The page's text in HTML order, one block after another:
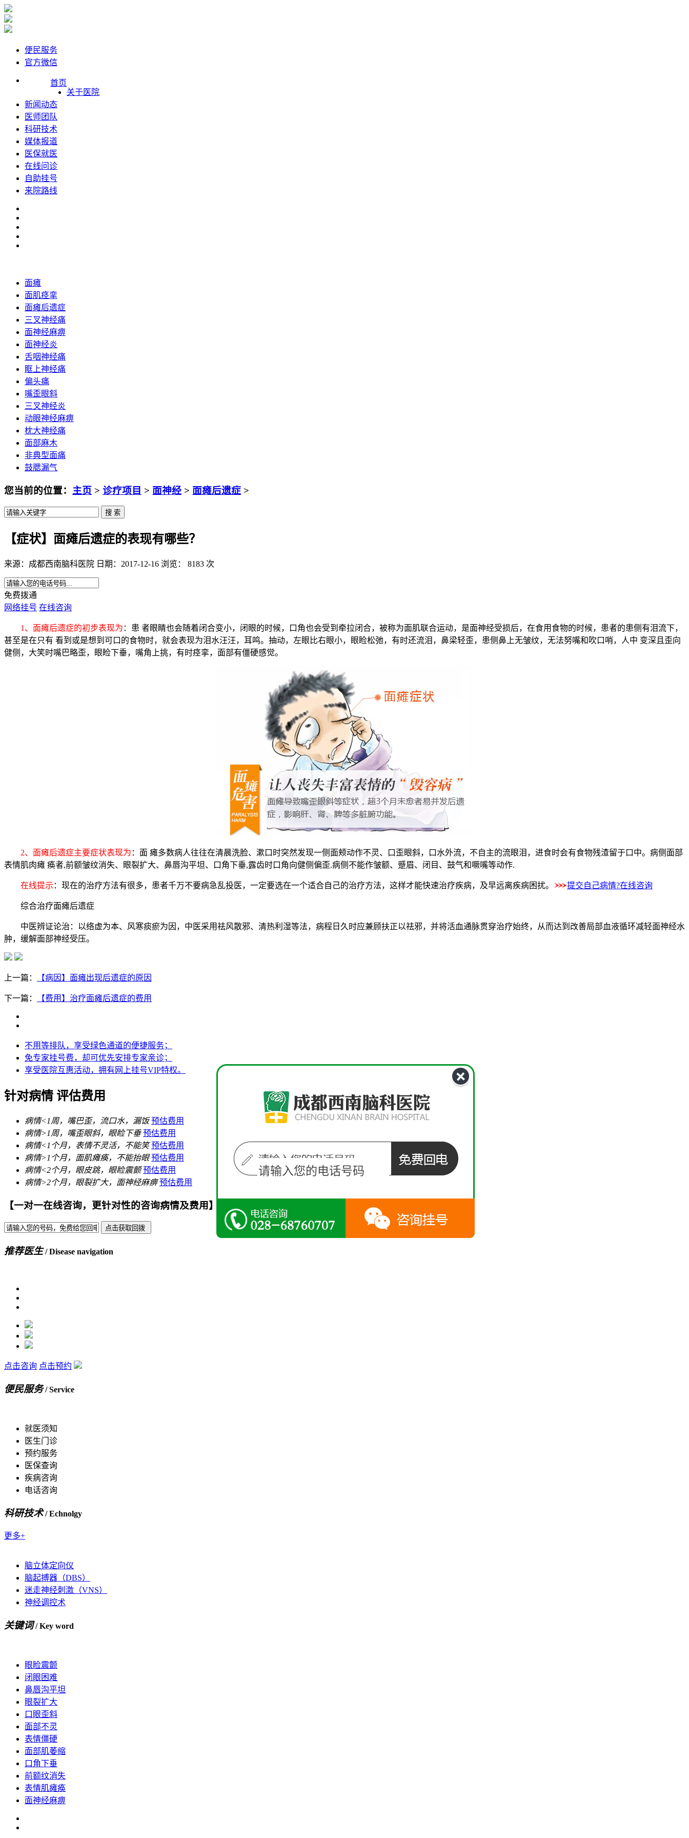
便民服务
官方微信
首页
关于医院
新闻动态
医师团队
科研技术
媒体报道
医保就医
在线问诊
自助挂号
来院路线
面瘫
面肌痉挛
面瘫后遗症
三叉神经痛
面神经麻痹
面神经炎
舌咽神经痛
眶上神经痛
偏头痛
嘴歪眼斜
三叉神经炎
动眼神经麻痹
枕大神经痛
面部麻木
非典型面痛
鼓腮漏气
您当前的位置： 主页 > 诊疗项目 > 面神经 > 面瘫后遗症 >
【症状】面瘫后遗症的表现有哪些？
来源：成都西南脑科医院 日期：2017-12-16 浏览： 8183 次
免费拨通
网络挂号 在线咨询
1、面瘫后遗症的初步表现为 ：患 者眼睛也会随着闭合变小，闭眼的时候，口角也会受到牵拉闭合，被称为面肌联合运动，是面神经受损后，在食用食物的时候，患者的患侧有泪流下，
甚至是在只有 看到或是想到可口的食物时，就会表现为泪水汪汪，耳鸣。抽动，左眼比右眼小，眼睑松弛，有时还流泪，鼻梁轻歪，患侧鼻上无皱纹，无法努嘴和吹口哨，人中 变深且歪向
健侧，大笑时嘴巴略歪，眼睑下垂，嘴角上挑，有时痉挛，面部有僵硬感觉。
2、面瘫后遗症主要症状表现为 ：面 瘫多数病人往往在清晨洗脸、漱口时突然发现一侧面颊动作不灵、口歪眼斜，口水外流，不自主的流眼泪，进食时会有食物残渣留于口中。病侧面部
表情肌肉瘫 痪者,前额皱纹消失、眼裂扩大、鼻唇沟平坦、口角下垂,露齿时口角向健侧偏歪.病侧不能作皱额、蹙眉、闭目、鼓气和噘嘴等动作.
在线提示 ：现在的治疗方法有很多，患者千万不要病急乱投医，一定要选在一个适合自己的治疗方法，这样才能快速治疗疾病，及早远离疾病困扰。 提交自己病情?在线咨询
综合治疗面瘫后遗症
中医辨证论治：以络虚为本、风寒痰瘀为因，中医采用祛风散邪、清热利湿等法，病程日久时应兼顾扶正以祛邪，并将活血通脉贯穿治疗始终，从而达到改善局部血液循环减轻面神经水
肿，缓解面部神经受压。
上一篇： 【病因】面瘫出现后遗症的原因
下一篇： 【费用】治疗面瘫后遗症的费用
不用等排队，享受绿色通道的便捷服务；
免专家挂号费，却可优先安排专家亲诊；
享受医院互惠活动，拥有网上挂号VIP特权。
针对病情 评估费用
病情<1周，嘴巴歪，流口水，漏饭 预估费用
病情>1周，嘴歪眼斜，眼睑下垂 预估费用
病情<1个月，表情不灵活，不能笑 预估费用
病情>1个月，面肌瘫痪，不能抬眼 预估费用
病情<2个月，眼皮跳，眼睑震颤 预估费用
病情>2个月，眼裂扩大，面神经麻痹 预估费用
【一对一在线咨询，更针对性的咨询病情及费用】
推荐医生/ Disease navigation
点击咨询 点击预约
便民服务/ Service
就医须知
医生门诊
预约服务
医保查询
疾病咨询
电话咨询
科研技术/ Echnolgy
更多+
脑立体定向仪
脑起搏器（DBS）
迷走神经刺激（VNS）
神经调控术
关键词/ Key word
眼睑震颤
闭眼困难
鼻唇沟平坦
眼裂扩大
口眼歪斜
面部不灵
表情僵硬
面部肌萎缩
口角下垂
前额纹消失
表情肌瘫痪
面神经麻痹